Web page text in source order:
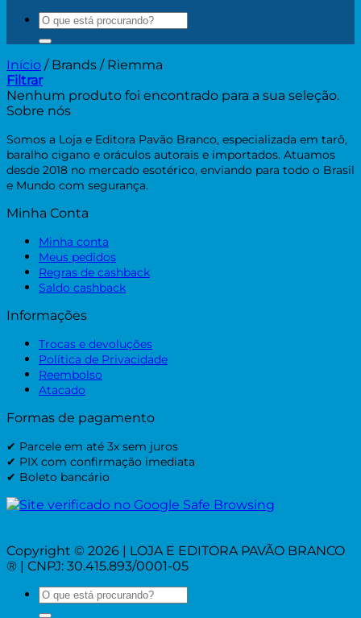
Pesquisar
por:
Início /Brands /Riemma
Filtrar
Nenhum produto foi encontrado para a sua seleção.
Sobre nós
Somos a Loja e Editora Pavão Branco, especializada em tarô,
baralho cigano e oráculos autorais e importados. Atuamos
desde 2018 no mercado esotérico, enviando para todo o Brasil
e Mundo com segurança.
Minha Conta
Minha conta
Meus pedidos
Regras de cashback
Saldo cashback
Informações
Trocas e devoluções
Política de Privacidade
Reembolso
Atacado
Formas de pagamento
✔ Parcele em até 3x sem juros
✔ PIX com confirmação imediata
✔ Boleto bancário
Copyright © 2026 | LOJA E EDITORA PAVÃO BRANCO
® | CNPJ: 30.415.893/0001-05
Pesquisar
por: